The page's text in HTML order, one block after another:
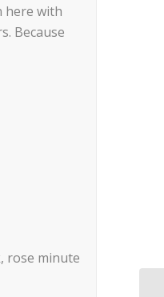
here with
Because
rose minute